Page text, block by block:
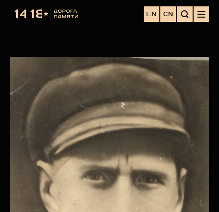
EN CN